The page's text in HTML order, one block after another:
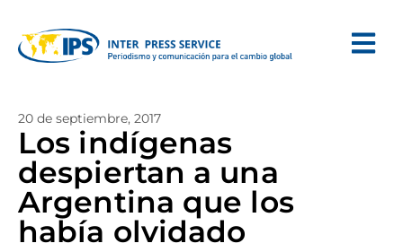
20 de septiembre, 2017
Los indígenas
despiertan a una
Argentina que los
había olvidado